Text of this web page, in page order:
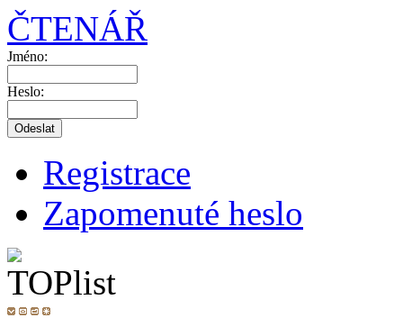
ČTENÁŘ
Jméno:
Heslo:
Registrace
Zapomenuté heslo